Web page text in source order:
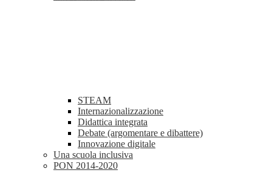
STEAM
Internazionalizzazione
Didattica integrata
Debate (argomentare e dibattere)
Innovazione digitale
Una scuola inclusiva
PON 2014-2020